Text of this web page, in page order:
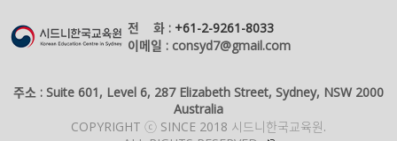
전 화 : +61-2-9261-8033
이메일 : consyd7@gmail.com
주소 : Suite 601, Level 6, 287 Elizabeth Street, Sydney, NSW 2000
Australia
COPYRIGHT ⓒ SINCE 2018 시드니한국교육원.